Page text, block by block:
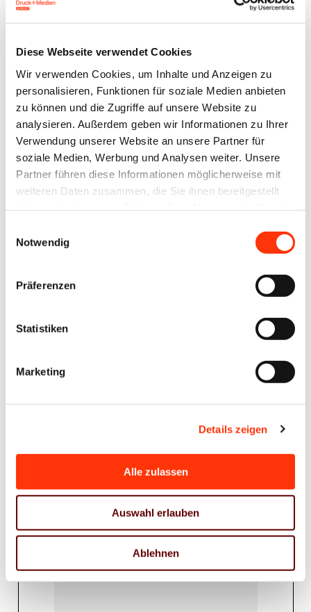
Diese Webseite verwendet Cookies
Wir verwenden Cookies, um Inhalte und Anzeigen zu
personalisieren, Funktionen für soziale Medien anbieten
zu können und die Zugriffe auf unsere Website zu
analysieren. Außerdem geben wir Informationen zu Ihrer
Verwendung unserer Website an unsere Partner für
soziale Medien, Werbung und Analysen weiter. Unsere
Partner führen diese Informationen möglicherweise mit
weiteren Daten zusammen, die Sie ihnen bereitgestellt
Notwendig
Präferenzen
Statistiken
Marketing
Details zeigen
Alle zulassen
Auswahl erlauben
Ablehnen
...